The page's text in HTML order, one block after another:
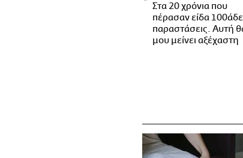
Στα 20 χρόνια που
πέρασαν είδα
παραστάσεις. Αυτή
μου μείνει αξέχαστη